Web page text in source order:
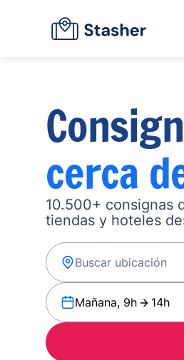
cerca
10.500+ consignas
tiendas y hoteles
Mañana, 9h 14h